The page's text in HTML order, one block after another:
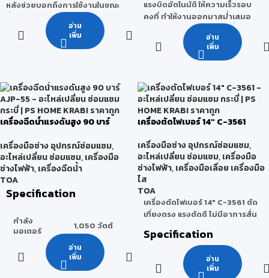
ความสามารถ
ในการเจาะ
คอนกรีต
19 มม.
ความเร็วรอบ
2,600
รอบ/นาที
ความยาวของ
รวม
น้ำหนักรวมของ
หลังช่วยบอกถึงการใช้งานในขณะ
นั้น (ตำแหน่งเดินหน้าหรือถอย
หลัง) น้ำหนักเบาเพียง 300 กรัม
ออกแบบมาให้กระชับมือ และง่ายต่อ
มอเตอร์ (โวลท์)
3.6 โวลท์
(DC)
แรงบิด
ตัน
ความเร็วรอบ
ระยะเวลาการ
ชาร์จแบตเตอรี่
2.5 ชม.
300 ลิเธี
อ่าน
เพิ่ม
แรงบิดอัตโนมัติ ให้ความเร็วรอบ
คงที่ ทำให้งานออกมาสม่ำเสมอ
แถมชุดขัดขนแกะอย่างดี เนื้อนุ่ม
Specification
เส้นผ่า
ศูนย์กลาง
180 มม.
(7")
ความเร็วรอบ
650 -
2,000
รอบ/นาที
ขนาดของ
เครื่องมือโดย
รวม
235 x 100
x 235 มม.
น้ำหนักรวม
ของเครื่องมือ
2.4 กก.
อ่าน
เพิ่ม
เครื่องฉีดน้ำแรงดันสูง 90 บาร์
เครื่องมือช่าง อุปกรณ์ซ่อมแซม,
อะไหล่เปลี่ยน ซ่อมแซม,เครื่องมือ
ช่างไฟฟ้า,เครื่องฉีดน้ำ
TOA
Specification
กำลัง
มอเตอร์
1,050 วัตต์
แรงดัน
90 บาร์
อ่าน
เพิ่ม
เครื่องตัดไฟเบอร์ 14″ C-3561
เครื่องมือช่าง อุปกรณ์ซ่อมแซม,
อะไหล่เปลี่ยน ซ่อมแซม,เครื่องมือ
ช่างไฟฟ้า,เครื่องมือเลื่อย เครื่องมือ
ไส
TOA
เครื่องตัดไฟเบอร์ 14" C-3561 ตัด
เที่ยงตรง แรงตัดดี ไม่มีอาการสั่น
Specification
กำลังไฟฟ้า
2,300
วัตต์
อ่าน
เพิ่ม